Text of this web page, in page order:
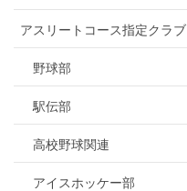
アスリートコース指定クラブ
野球部
駅伝部
高校野球関連
アイスホッケー部